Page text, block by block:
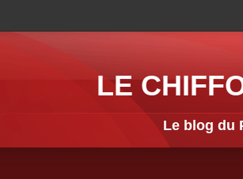
LE
Le blog du